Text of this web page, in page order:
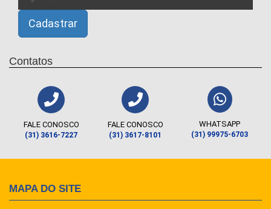
Contatos
FALE CONOSCO
(31) 3616-7227
FALE CONOSCO
(31) 3617-8101
WHATSAPP
(31) 99975-6703
MAPA DO SITE